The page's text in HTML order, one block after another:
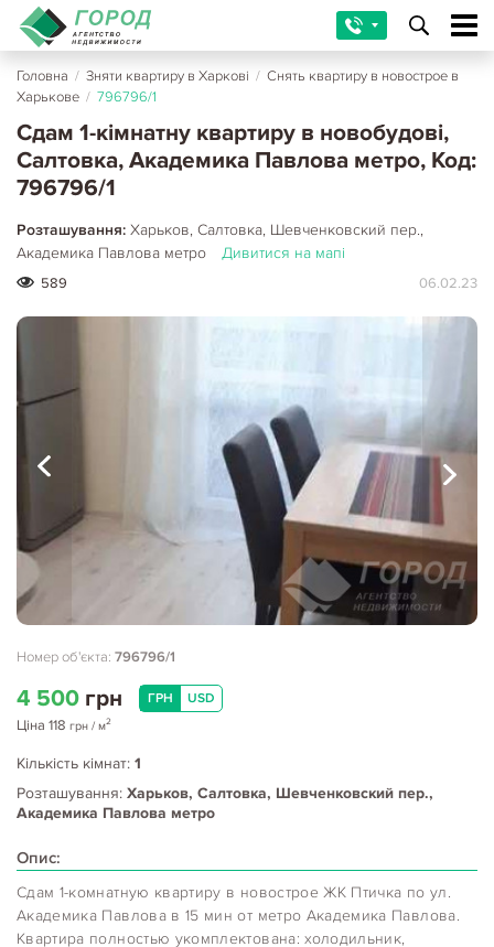
Головна / Зняти квартиру в Харкові / Снять квартиру в новострое в
Харькове / 796796/1
Сдам 1-кімнатну квартиру в новобудові,
Салтовка, Академика Павлова метро, Код:
796796/1
Розташування: Харьков, Салтовка, Шевченковский пер.,
Академика Павлова метро
Дивитися на мапі
589 06.02.23
Номер об'єкта: 796796/1
4 500 грн ГРН USD
Ціна 118 грн / м2
Кількість кімнат: 1
Розташування: Харьков, Салтовка, Шевченковский пер.,
Академика Павлова метро
Опис:
Сдам 1-комнатную квартиру в новострое ЖК Птичка по ул.
Академика Павлова в 15 мин от метро Академика Павлова.
Квартира полностью укомплектована: холодильник,